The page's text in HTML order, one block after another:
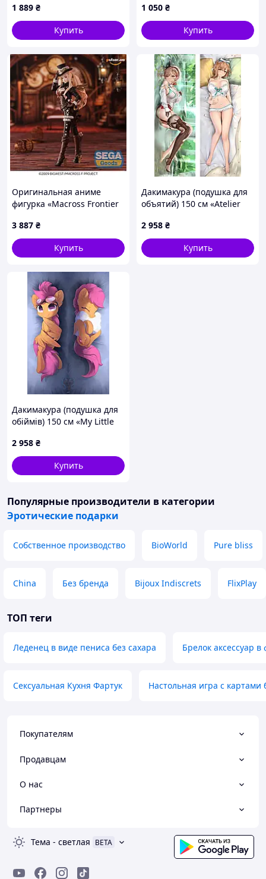
1 889 ₴
Купить
с быстрой доставкой по
Украине
1 050 ₴
Купить
Оригинальная аниме
фигурка «Macross Frontier
3 887 ₴
Купить
Дакимакура (подушка для
объятий) 150 см «Atelier
Secret Hideout Lizard
Staudt» tape 1
2 958 ₴
Купить
Дакимакура (подушка для
обіймів) 150 см «My Little
2 958 ₴
Купить
Популярные производители в категории
Эротические подарки
Собственное производство BioWorld Pure bliss
China Без бренда Bijoux Indiscrets FlixPlay
ТОП теги
Леденец в виде пениса без сахара Брелок аксессуар
Сексуальная Кухня Фартук Настольная игра с картами
Покупателям
Продавцам
О нас
Партнеры
Тема - светлая BETA